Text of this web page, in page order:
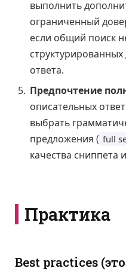
выполнить
ограниченный
если общий поиск
ответа.
Предпочтение
описательных
выбрать
предложения ( full
качества сниппета
Практика
Best practices